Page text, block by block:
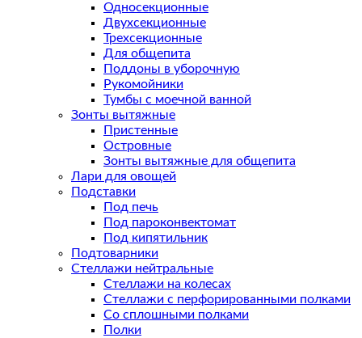
Односекционные
Двухсекционные
Трехсекционные
Для общепита
Поддоны в уборочную
Рукомойники
Тумбы с моечной ванной
Зонты вытяжные
Пристенные
Островные
Зонты вытяжные для общепита
Лари для овощей
Подставки
Под печь
Под пароконвектомат
Под кипятильник
Подтоварники
Стеллажи нейтральные
Стеллажи на колесах
Стеллажи с перфорированными полками
Со сплошными полками
Полки